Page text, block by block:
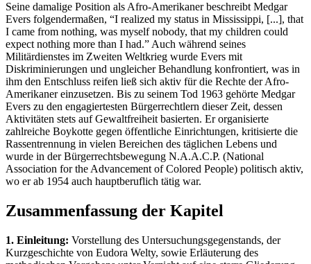
Seine damalige Position als Afro-Amerikaner beschreibt Medgar
Evers folgendermaßen, “I realized my status in Mississippi, [...], that
I came from nothing, was myself nobody, that my children could
expect nothing more than I had.” Auch während seines
Militärdienstes im Zweiten Weltkrieg wurde Evers mit
Diskriminierungen und ungleicher Behandlung konfrontiert, was in
ihm den Entschluss reifen ließ sich aktiv für die Rechte der Afro-
Amerikaner einzusetzen. Bis zu seinem Tod 1963 gehörte Medgar
Evers zu den engagiertesten Bürgerrechtlern dieser Zeit, dessen
Aktivitäten stets auf Gewaltfreiheit basierten. Er organisierte
zahlreiche Boykotte gegen öffentliche Einrichtungen, kritisierte die
Rassentrennung in vielen Bereichen des täglichen Lebens und
wurde in der Bürgerrechtsbewegung N.A.A.C.P. (National
Association for the Advancement of Colored People) politisch aktiv,
wo er ab 1954 auch hauptberuflich tätig war.
Zusammenfassung der Kapitel
1. Einleitung: Vorstellung des Untersuchungsgegenstands, der
Kurzgeschichte von Eudora Welty, sowie Erläuterung des